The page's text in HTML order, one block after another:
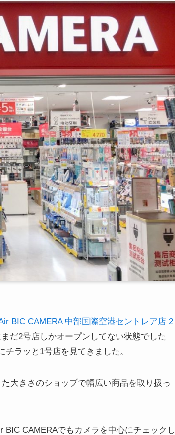
BIC CAMERA 中部国際空港セントレア店 2
だ2号店しかオープンしてない状態でした
ラッと1号店を見てきました。
大きさのショップで幅広い商品を取り扱っ
CAMERAでもカメラを中心にチェックし